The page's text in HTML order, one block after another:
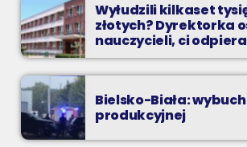
Wyłudzili kilkaset
złotych? Dyrektorka
nauczycieli, ci
zarzuty
Bielsko-Biała:
produkcyjnej